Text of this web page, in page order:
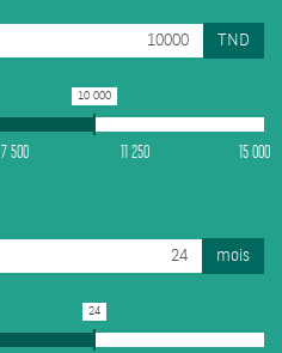
TND
10 000
7 500 11 250 15 000
mois
24